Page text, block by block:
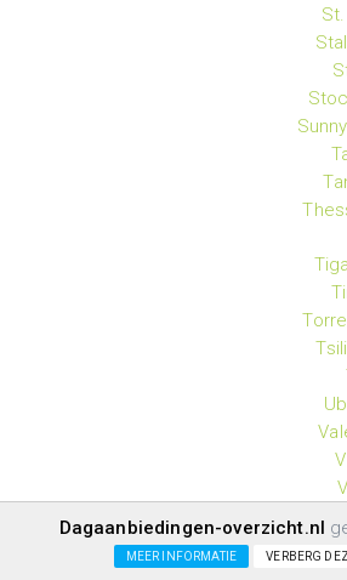
Dagaanbiedingen-overzicht.nl
MEER INFORMATIE VERBERG